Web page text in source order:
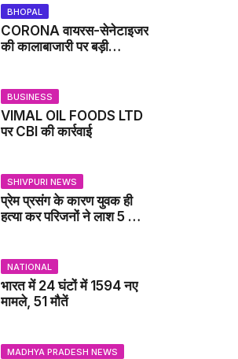
BHOPAL
CORONA वायरस-सेनेटाइजर
की कालाबाजारी पर बड़ी
BUSINESS
VIMAL OIL FOODS LTD
पर CBI की कार्रवाई
SHIVPURI NEWS
प्रेम प्रसंग के कारण युवक ही
हत्या कर परिजनों ने लाश 5 फुट
News
NATIONAL
भारत में 24 घंटों में 1594 नए
मामले, 51 मौतें
MADHYA PRADESH NEWS